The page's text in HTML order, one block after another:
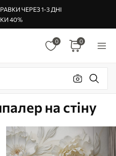
ЧЕРЕЗ 1-3 ДНІ
40%
0 0
на стіну